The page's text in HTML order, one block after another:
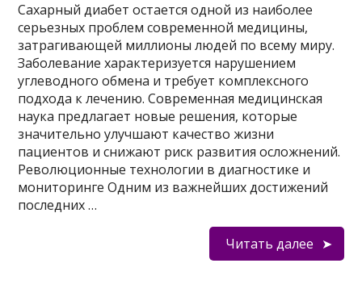
Сахарный диабет остается одной из наиболее
серьезных проблем современной медицины,
затрагивающей миллионы людей по всему миру.
Заболевание характеризуется нарушением
углеводного обмена и требует комплексного
подхода к лечению. Современная медицинская
наука предлагает новые решения, которые
значительно улучшают качество жизни
пациентов и снижают риск развития осложнений.
Революционные технологии в диагностике и
мониторинге Одним из важнейших достижений
последних …
Читать далее